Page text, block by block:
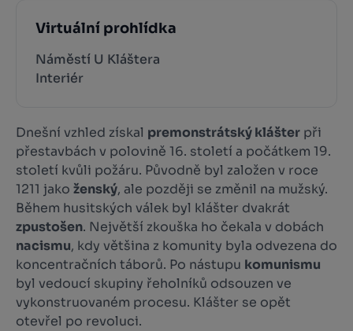
Virtuální prohlídka
Náměstí U Kláštera
Interiér
Dnešní vzhled získal premonstrátský klášter při
přestavbách v polovině 16. století a počátkem 19.
století kvůli požáru. Původně byl založen v roce
1211 jako ženský, ale později se změnil na mužský.
Během husitských válek byl klášter dvakrát
zpustošen. Největší zkouška ho čekala v dobách
nacismu, kdy většina z komunity byla odvezena do
koncentračních táborů. Po nástupu komunismu
byl vedoucí skupiny řeholníků odsouzen ve
vykonstruovaném procesu. Klášter se opět
otevřel po revoluci.